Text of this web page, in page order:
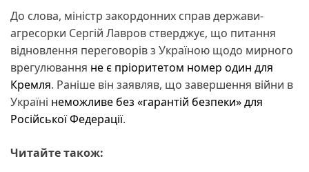
До слова, міністр закордонних справ держави-
агресорки Сергій Лавров стверджує, що питання
відновлення переговорів з Україною щодо мирного
врегулювання не є пріоритетом номер один для
Кремля. Раніше він заявляв, що завершення війни в
Україні неможливе без «гарантій безпеки» для
Російської Федерації.
Читайте також: